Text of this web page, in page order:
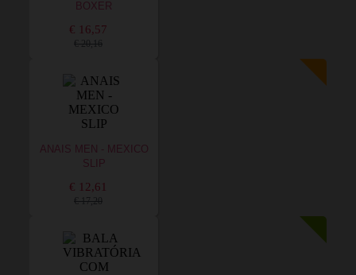
BOXER
€ 16,57
€ 20,16
ANAIS MEN - MEXICO
SLIP
€ 12,61
€ 17,20